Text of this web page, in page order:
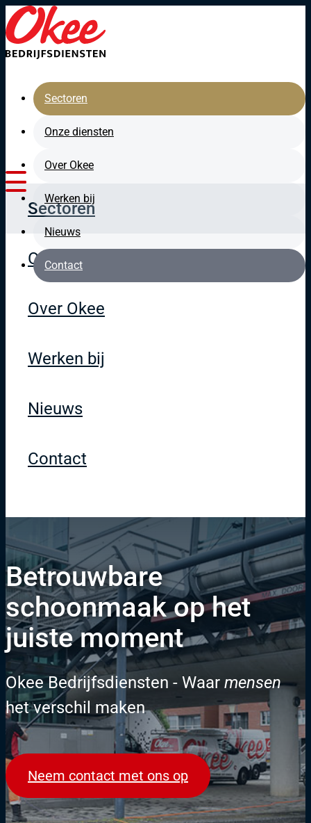
Direct naar de hoofdinhoud
Sectoren
Onze diensten
Over Okee
Werken bij
Nieuws
Contact
Sectoren
Onze diensten
Over Okee
Werken bij
Nieuws
Contact
Betrouwbare
schoonmaak op het
juiste moment
Okee Bedrijfsdiensten - Waar mensen
het verschil maken
Neem contact met ons op